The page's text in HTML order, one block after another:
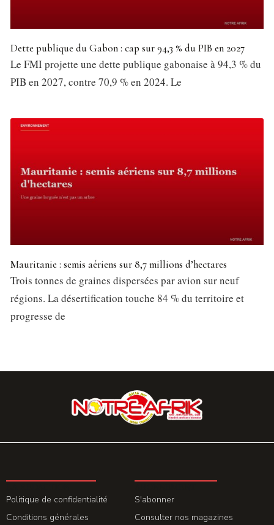
Dette publique du Gabon : cap sur 94,3 % du PIB en 2027
Le FMI projette une dette publique gabonaise à 94,3 % du
PIB en 2027, contre 70,9 % en 2024. Le
Mauritanie : semis aériens sur 8,7 millions d’hectares
Trois tonnes de graines dispersées par avion sur neuf
régions. La désertification touche 84 % du territoire et
progresse de
Politique de confidentialité
Conditions générales
S'abonner
Consulter nos magazines